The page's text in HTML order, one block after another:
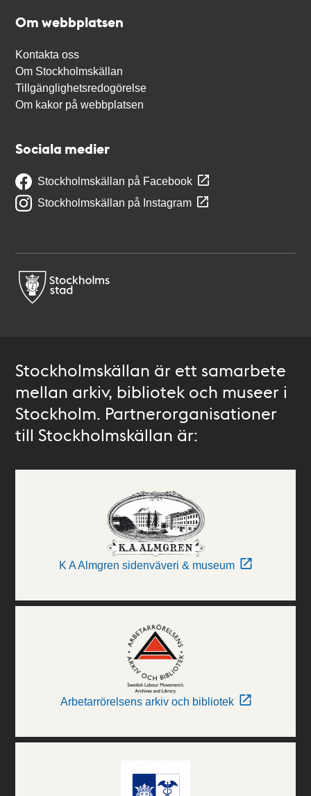
Om webbplatsen
Kontakta oss
Om Stockholmskällan
Tillgänglighetsredogörelse
Om kakor på webbplatsen
Sociala medier
Stockholmskällan på Facebook
Stockholmskällan på Instagram
Stockholmskällan är ett samarbete
mellan arkiv, bibliotek och museer i
Stockholm. Partnerorganisationer
till Stockholmskällan är:
K A Almgren sidenväveri & museum
Arbetarrörelsens arkiv och bibliotek